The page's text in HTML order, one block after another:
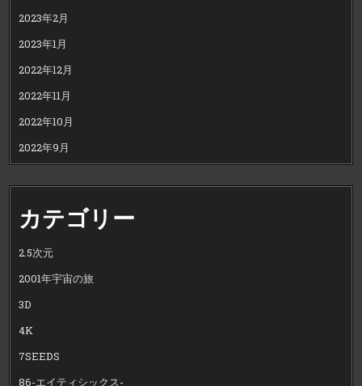
2023年2月
2023年1月
2022年12月
2022年11月
2022年10月
2022年9月
カテゴリー
2.5次元
2001年宇宙の旅
3D
4K
7SEEDS
86-エイティシックス-